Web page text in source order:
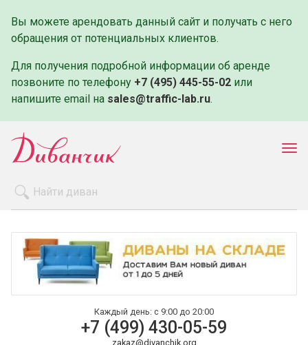
Вы можете арендовать данный сайт и получать с него
обращения от потенциальных клиентов.
Для получения подробной информации об аренде
позвоните по телефону +7 (495) 445-55-02 или
напишите email на sales@traffic-lab.ru.
Оплата и доставка
Контакты
Каждый день: с 9:00 до 20:00
+7 (499) 430-05-59
zakaz@divanchik.org